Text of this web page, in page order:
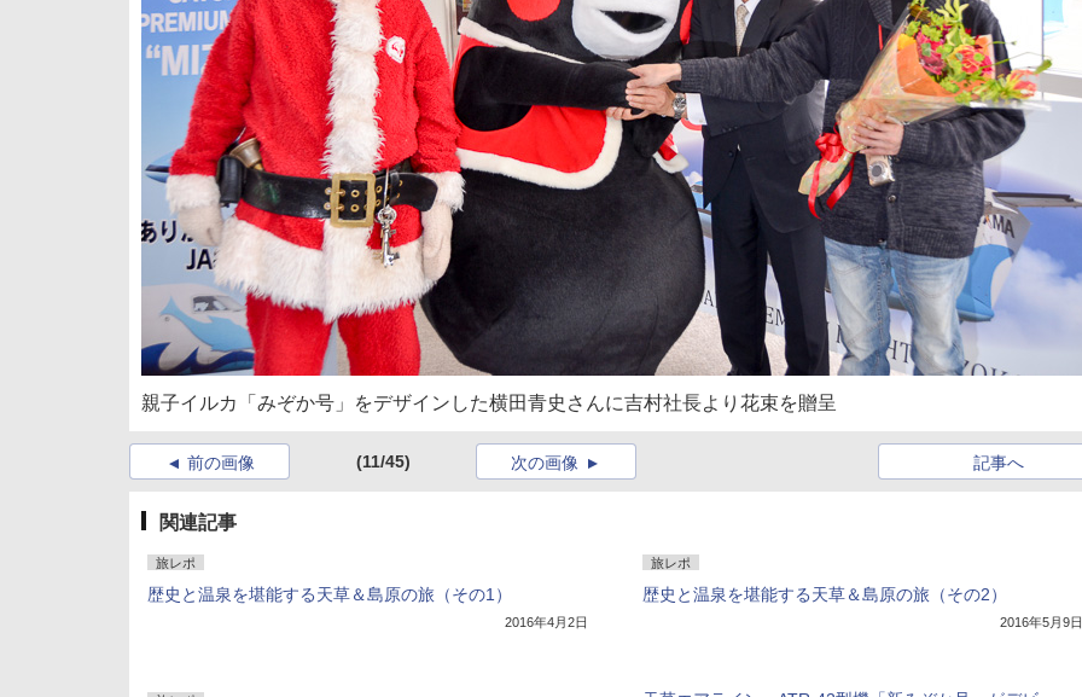
親子イルカ「みぞか号」をデザインした横田青史さんに吉村社長より花束を贈呈
前の画像 (11/45) 記事へ
次の画像
関連記事
旅レポ
歴史と温泉を堪能する天草＆島原の旅（その1）
2016年4月2日
旅レポ
歴史と温泉を堪能する天草＆島原の旅（その2）
2016年5月9日